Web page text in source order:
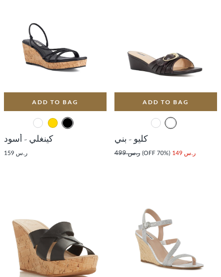
ADD TO BAG
كليو - بني
ر.س 149 (70% OFF) ر.س 499
ADD TO BAG
كينغلي - أسود
ر.س 159